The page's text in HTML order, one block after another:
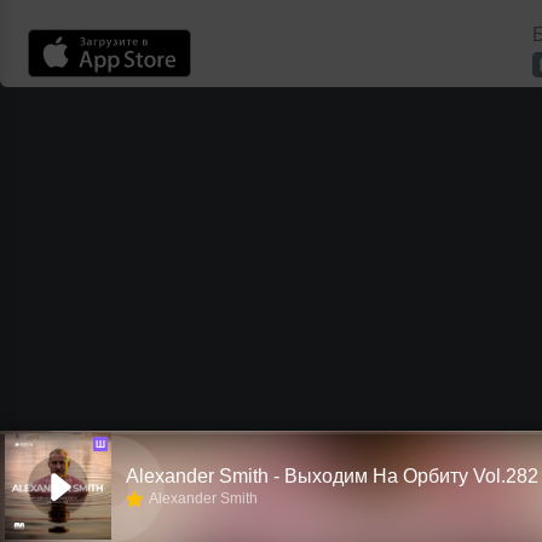
Ш
Alexander Smith - Выходим На Орбиту Vol.282
Alexander Smith